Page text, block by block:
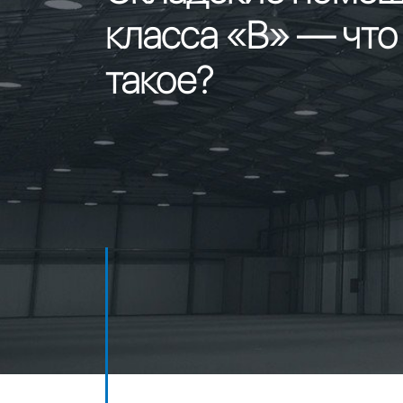
класса «B» — что
такое?